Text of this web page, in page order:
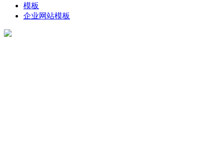
模板
企业网站模板